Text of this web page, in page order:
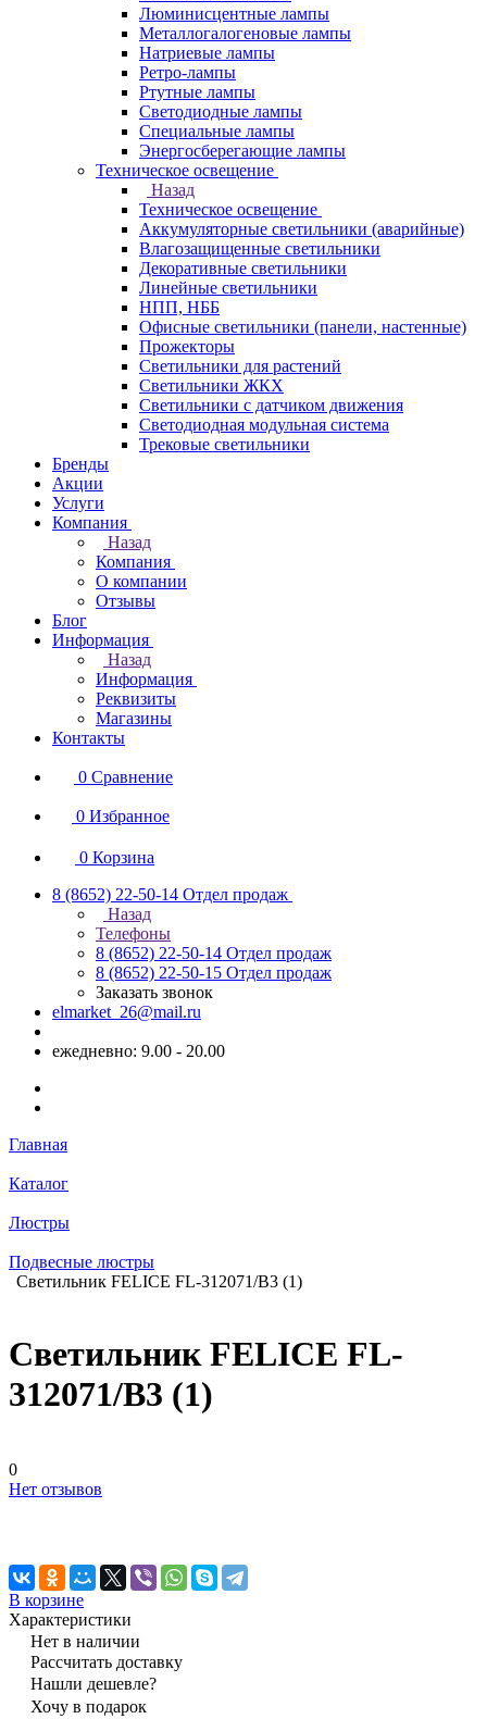
Люминисцентные лампы
Металлогалогеновые лампы
Натриевые лампы
Ретро-лампы
Ртутные лампы
Светодиодные лампы
Специальные лампы
Энергосберегающие лампы
Техническое освещение
Назад
Техническое освещение
Аккумуляторные светильники (аварийные)
Влагозащищенные светильники
Декоративные светильники
Линейные светильники
НПП, НББ
Офисные светильники (панели, настенные)
Прожекторы
Светильники для растений
Светильники ЖКХ
Светильники с датчиком движения
Светодиодная модульная система
Трековые светильники
Бренды
Акции
Услуги
Компания
Назад
Компания
О компании
Отзывы
Блог
Информация
Назад
Информация
Реквизиты
Магазины
Контакты
0 Сравнение
0 Избранное
0 Корзина
8 (8652) 22-50-14 Отдел продаж
Назад
Телефоны
8 (8652) 22-50-14 Отдел продаж
8 (8652) 22-50-15 Отдел продаж
Заказать звонок
elmarket_26@mail.ru
ежедневно: 9.00 - 20.00
Главная
Каталог
Люстры
Подвесные люстры
Светильник FELICE FL-312071/В3 (1)
Светильник FELICE FL-
312071/В3 (1)
0
Нет отзывов
В корзине
Характеристики
Нет в наличии
Рассчитать доставку
Нашли дешевле?
Хочу в подарок